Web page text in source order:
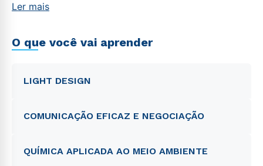
Ler mais
O que você vai aprender
LIGHT DESIGN
COMUNICAÇÃO EFICAZ E NEGOCIAÇÃO
QUÍMICA APLICADA AO MEIO AMBIENTE